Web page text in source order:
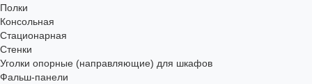
Полки
Консольная
Стационарная
Стенки
Уголки опорные (направляющие) для шкафов
Фальш-панели